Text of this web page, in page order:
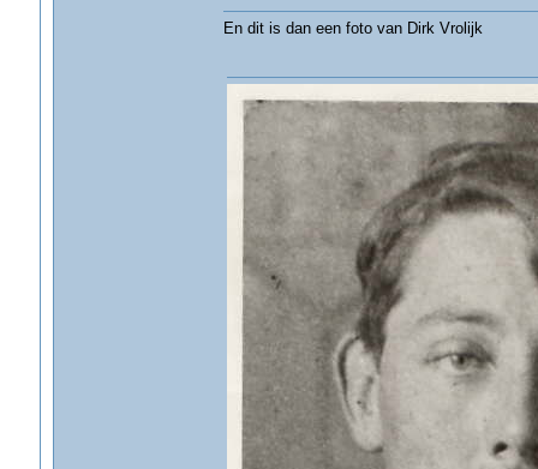
En dit is dan een foto van Dirk Vrolijk